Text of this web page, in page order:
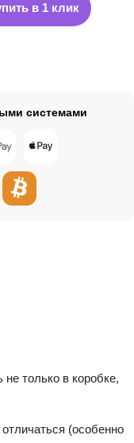
в 1 клик
только в коробке,
(особенно
системами